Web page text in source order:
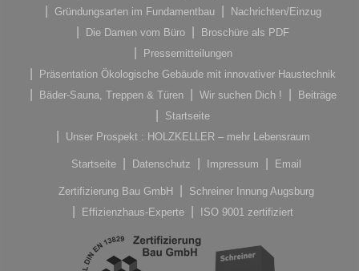
Gründungsarten im Fundamentbau
Nachrichten/Einzug
Die Damen vom Büro
Broschüre als PDF
Pressemitteilungen
Präsentation Ökologische Gebäude mit innovativer Haustechnik
Bäder-Sauna, Treppen & Türen
Wir suchen Dich !
Beiträge
Startseite
Unser Prospekt : HOLZKELLER – mehr Lebensraum
Startseite Datenschutz Impressum Email
Zertifizierung Bau GmbH
Schreiner Innung Augsburg
Effizienzhaus-Experte
ISO 9001 zertifiziert